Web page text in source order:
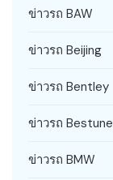
ข่าวรถ BAW
ข่าวรถ Beijing
ข่าวรถ Bentley
ข่าวรถ Bestune
ข่าวรถ BMW